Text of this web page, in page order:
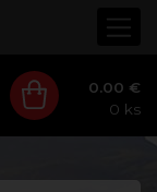
0.00 €
0 ks